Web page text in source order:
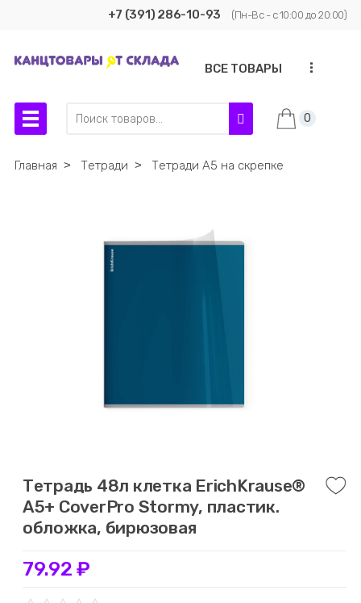
+7 (391) 286-10-93 (Пн-Вс - с 10:00 до 20:00)
ВСЕ ТОВАРЫ ...
0
Главная ˃ Тетради ˃ Тетради А5 на скрепке
Тетрадь 48л клетка ErichKrause®
А5+ CoverPro Stormy, пластик.
обложка, бирюзовая
79.92 ₽